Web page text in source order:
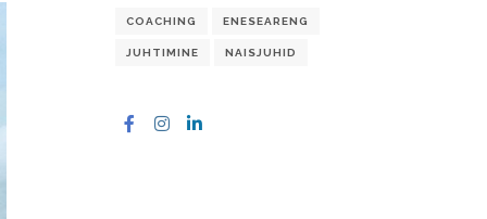
COACHING ENESEARENG
JUHTIMINE NAISJUHID